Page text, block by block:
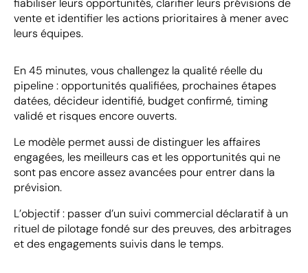
fiabiliser leurs opportunités, clarifier leurs prévisions de
vente et identifier les actions prioritaires à mener avec
leurs équipes.
En 45 minutes, vous challengez la qualité réelle du
pipeline : opportunités qualifiées, prochaines étapes
datées, décideur identifié, budget confirmé, timing
validé et risques encore ouverts.
Le modèle permet aussi de distinguer les affaires
engagées, les meilleurs cas et les opportunités qui ne
sont pas encore assez avancées pour entrer dans la
prévision.
L’objectif : passer d’un suivi commercial déclaratif à un
rituel de pilotage fondé sur des preuves, des arbitrages
et des engagements suivis dans le temps.